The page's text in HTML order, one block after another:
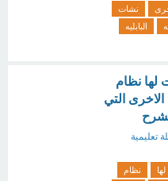
نشات
البابليه
لها نظام
التي
تعليمية
لها
نظام